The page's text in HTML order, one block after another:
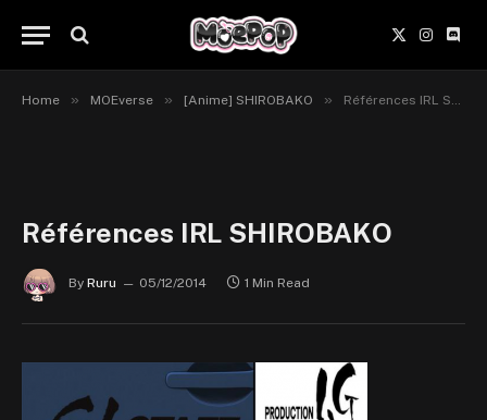
X
(Twitter)
Home » MOEverse » [Anime] SHIROBAKO » Références IRL SHIROBAKO
Références IRL SHIROBAKO
By Ruru 05/12/2014 1 Min Read